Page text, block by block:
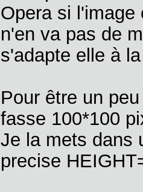
Opera si l'image
n'en va pas de
s'adapte elle à
Pour être un
fasse 100*100
Je la mets dans
precise